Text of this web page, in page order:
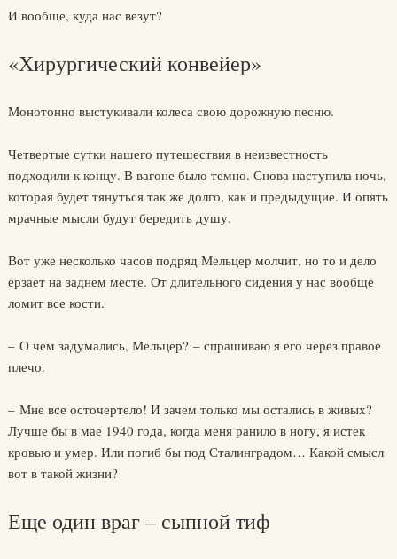
И вообще, куда нас везут?
«Хирургический конвейер»
Монотонно выстукивали колеса свою дорожную песню.
Четвертые сутки нашего путешествия в неизвестность
подходили к концу. В вагоне было темно. Снова наступила ночь,
которая будет тянуться так же долго, как и предыдущие. И опять
мрачные мысли будут бередить душу.
Вот уже несколько часов подряд Мельцер молчит, но то и дело
ерзает на заднем месте. От длительного сидения у нас вообще
ломит все кости.
– О чем задумались, Мельцер? – спрашиваю я его через правое
плечо.
– Мне все осточертело! И зачем только мы остались в живых?
Лучше бы в мае 1940 года, когда меня ранило в ногу, я истек
кровью и умер. Или погиб бы под Сталинградом… Какой смысл
вот в такой жизни?
Еще один враг – сыпной тиф